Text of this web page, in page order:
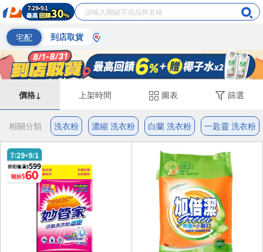
宅配 到店取貨
價格↓ 上架時間 圖表 篩選
相關分類 洗衣粉 濃縮 洗衣粉 白蘭 洗衣粉 一匙靈 洗衣粉